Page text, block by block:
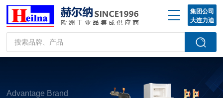
集团公司
大连力迪
Advantage Brand